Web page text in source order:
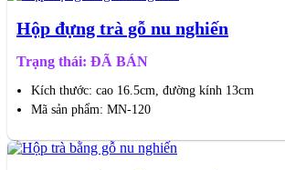
Hộp đựng trà gỗ nu nghiến
Trạng thái: ĐÃ BÁN
Kích thước: cao 16.5cm, đường kính 13cm
Mã sản phẩm: MN-120